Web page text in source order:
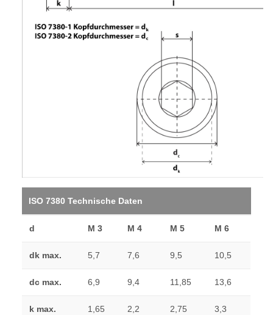
ISO 7380 Technische Daten
d M 3 M 4 M 5 M 6
dk max. 5,7 7,6 9,5 10,5
dc max. 6,9 9,4 11,85 13,6
k max. 1,65 2,2 2,75 3,3